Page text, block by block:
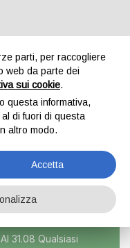
Delta
31.08 Qualsiasi
parti, per raccogliere
web da parte dei
sui cookie.
questa informativa,
di fuori di questa
altro modo.
Accetta